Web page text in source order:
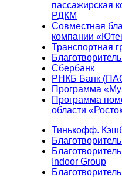
пассажирская
РДКМ
Совместная
компании
Транспортная
Сбербанк
РНКБ Банк
Программа
Программа
области
Тинькофф.
Indoor Group